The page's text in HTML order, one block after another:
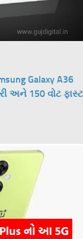
Galaxy A36
અને 150 વોટ ફાસ્ટ